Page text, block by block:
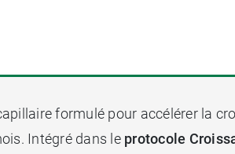
formulé pour accélérer la
Intégré dans le protocole